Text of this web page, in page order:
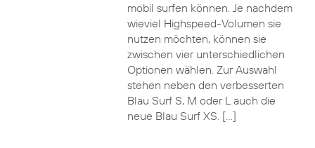
mobil surfen können. Je nachdem
wieviel Highspeed-Volumen sie
nutzen möchten, können sie
zwischen vier unterschiedlichen
Optionen wählen. Zur Auswahl
stehen neben den verbesserten
Blau Surf S, M oder L auch die
neue Blau Surf XS. […]